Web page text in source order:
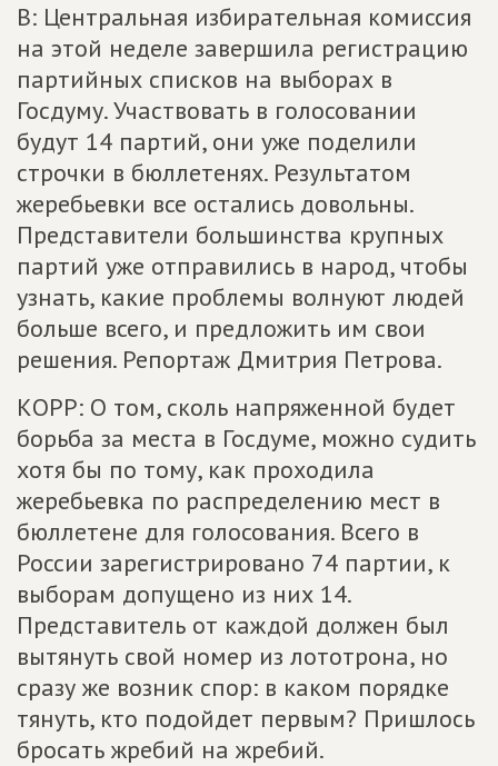
В: Центральная избирательная комиссия
на этой неделе завершила регистрацию
партийных списков на выборах в
Госдуму. Участвовать в голосовании
будут 14 партий, они уже поделили
строчки в бюллетенях. Результатом
жеребьевки все остались довольны.
Представители большинства крупных
партий уже отправились в народ, чтобы
узнать, какие проблемы волнуют людей
больше всего, и предложить им свои
решения. Репортаж Дмитрия Петрова.
КОРР: О том, сколь напряженной будет
борьба за места в Госдуме, можно судить
хотя бы по тому, как проходила
жеребьевка по распределению мест в
бюллетене для голосования. Всего в
России зарегистрировано 74 партии, к
выборам допущено из них 14.
Представитель от каждой должен был
вытянуть свой номер из лототрона, но
сразу же возник спор: в каком порядке
тянуть, кто подойдет первым? Пришлось
бросать жребий на жребий.